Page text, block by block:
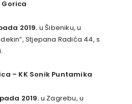
Gorica
2019. u Šibeniku, u
Stjepana Radića 44, s
– KK Sonik Puntamika
2019. u Zagrebu, u